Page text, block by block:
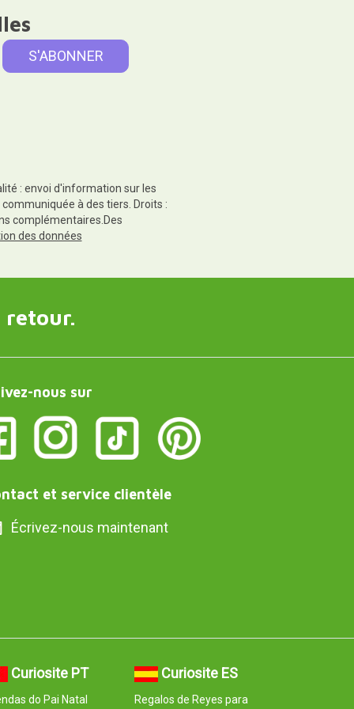
: envoi d'information sur les
à des tiers. Droits :
complémentaires.Des
des données
retour.
nous sur
et service clientèle
Écrivez-nous maintenant
Curiosite PT
do Pai Natal
Curiosite ES
Regalos de Reyes para